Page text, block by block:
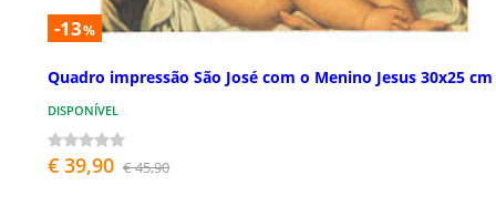
-13%
Quadro impressão São José com o Menino Jesus 30x25 cm
DISPONÍVEL
€ 39,90 € 45,90